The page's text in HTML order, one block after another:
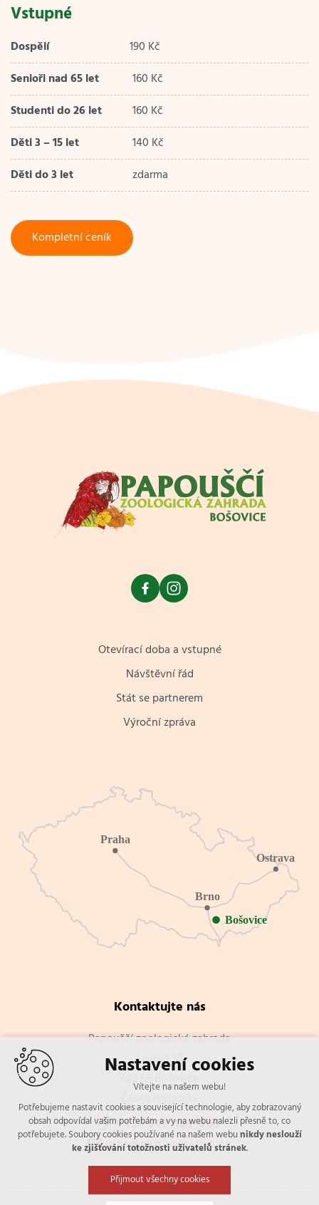
Vstupné
Dospělí
190 Kč
Senioři nad 65 let
160 Kč
Studenti do 26 let
160 Kč
Děti 3 – 15 let
140 Kč
Děti do 3 let
zdarma
Kompletní ceník
Otevírací doba a vstupné
Návštěvní řád
Stát se partnerem
Výroční zpráva
Kontaktujte nás
+420777 169 005
info@papouscizoo.cz
Papouščí zoologická zahrada
Lipová 57
683 55 Bošovice
Česká republika
Nastavení cookies
Vítejte na našem webu!
Potřebujeme nastavit cookies a související technologie, aby zobrazovaný
obsah odpovídal vašim potřebám a vy na webu nalezli přesně to, co
potřebujete. Soubory cookies používané na našem webunikdy neslouží
ke zjišťování totožnosti uživatelů stránek.
Přijmout všechny cookies